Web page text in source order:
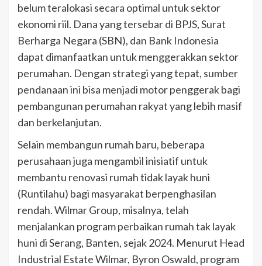
belum teralokasi secara optimal untuk sektor
ekonomi riil. Dana yang tersebar di BPJS, Surat
Berharga Negara (SBN), dan Bank Indonesia
dapat dimanfaatkan untuk menggerakkan sektor
perumahan. Dengan strategi yang tepat, sumber
pendanaan ini bisa menjadi motor penggerak bagi
pembangunan perumahan rakyat yang lebih masif
dan berkelanjutan.
Selain membangun rumah baru, beberapa
perusahaan juga mengambil inisiatif untuk
membantu renovasi rumah tidak layak huni
(Runtilahu) bagi masyarakat berpenghasilan
rendah. Wilmar Group, misalnya, telah
menjalankan program perbaikan rumah tak layak
huni di Serang, Banten, sejak 2024. Menurut Head
Industrial Estate Wilmar, Byron Oswald, program